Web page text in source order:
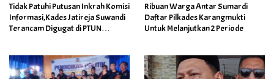
Tidak Patuhi Putusan Inkrah Komisi
Informasi,Kades Jatireja Suwandi
Terancam Digugat di PTUN
Ribuan Warga Antar Sumardi
Daftar Pilkades Karangmukti
Untuk Melanjutkan 2 Periode